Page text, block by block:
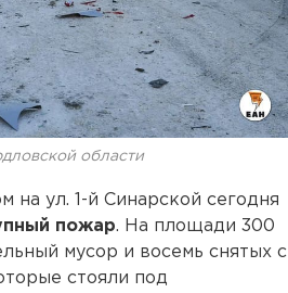
области
на ул. 1-й Синарской сегодня
пожар. На площади 300
мусор и восемь снятых с
стояли под